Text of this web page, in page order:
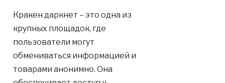
Кракен даркнет – это одна из
крупных площадок, где
пользователи могут
обмениваться информацией и
товарами анонимно. Она